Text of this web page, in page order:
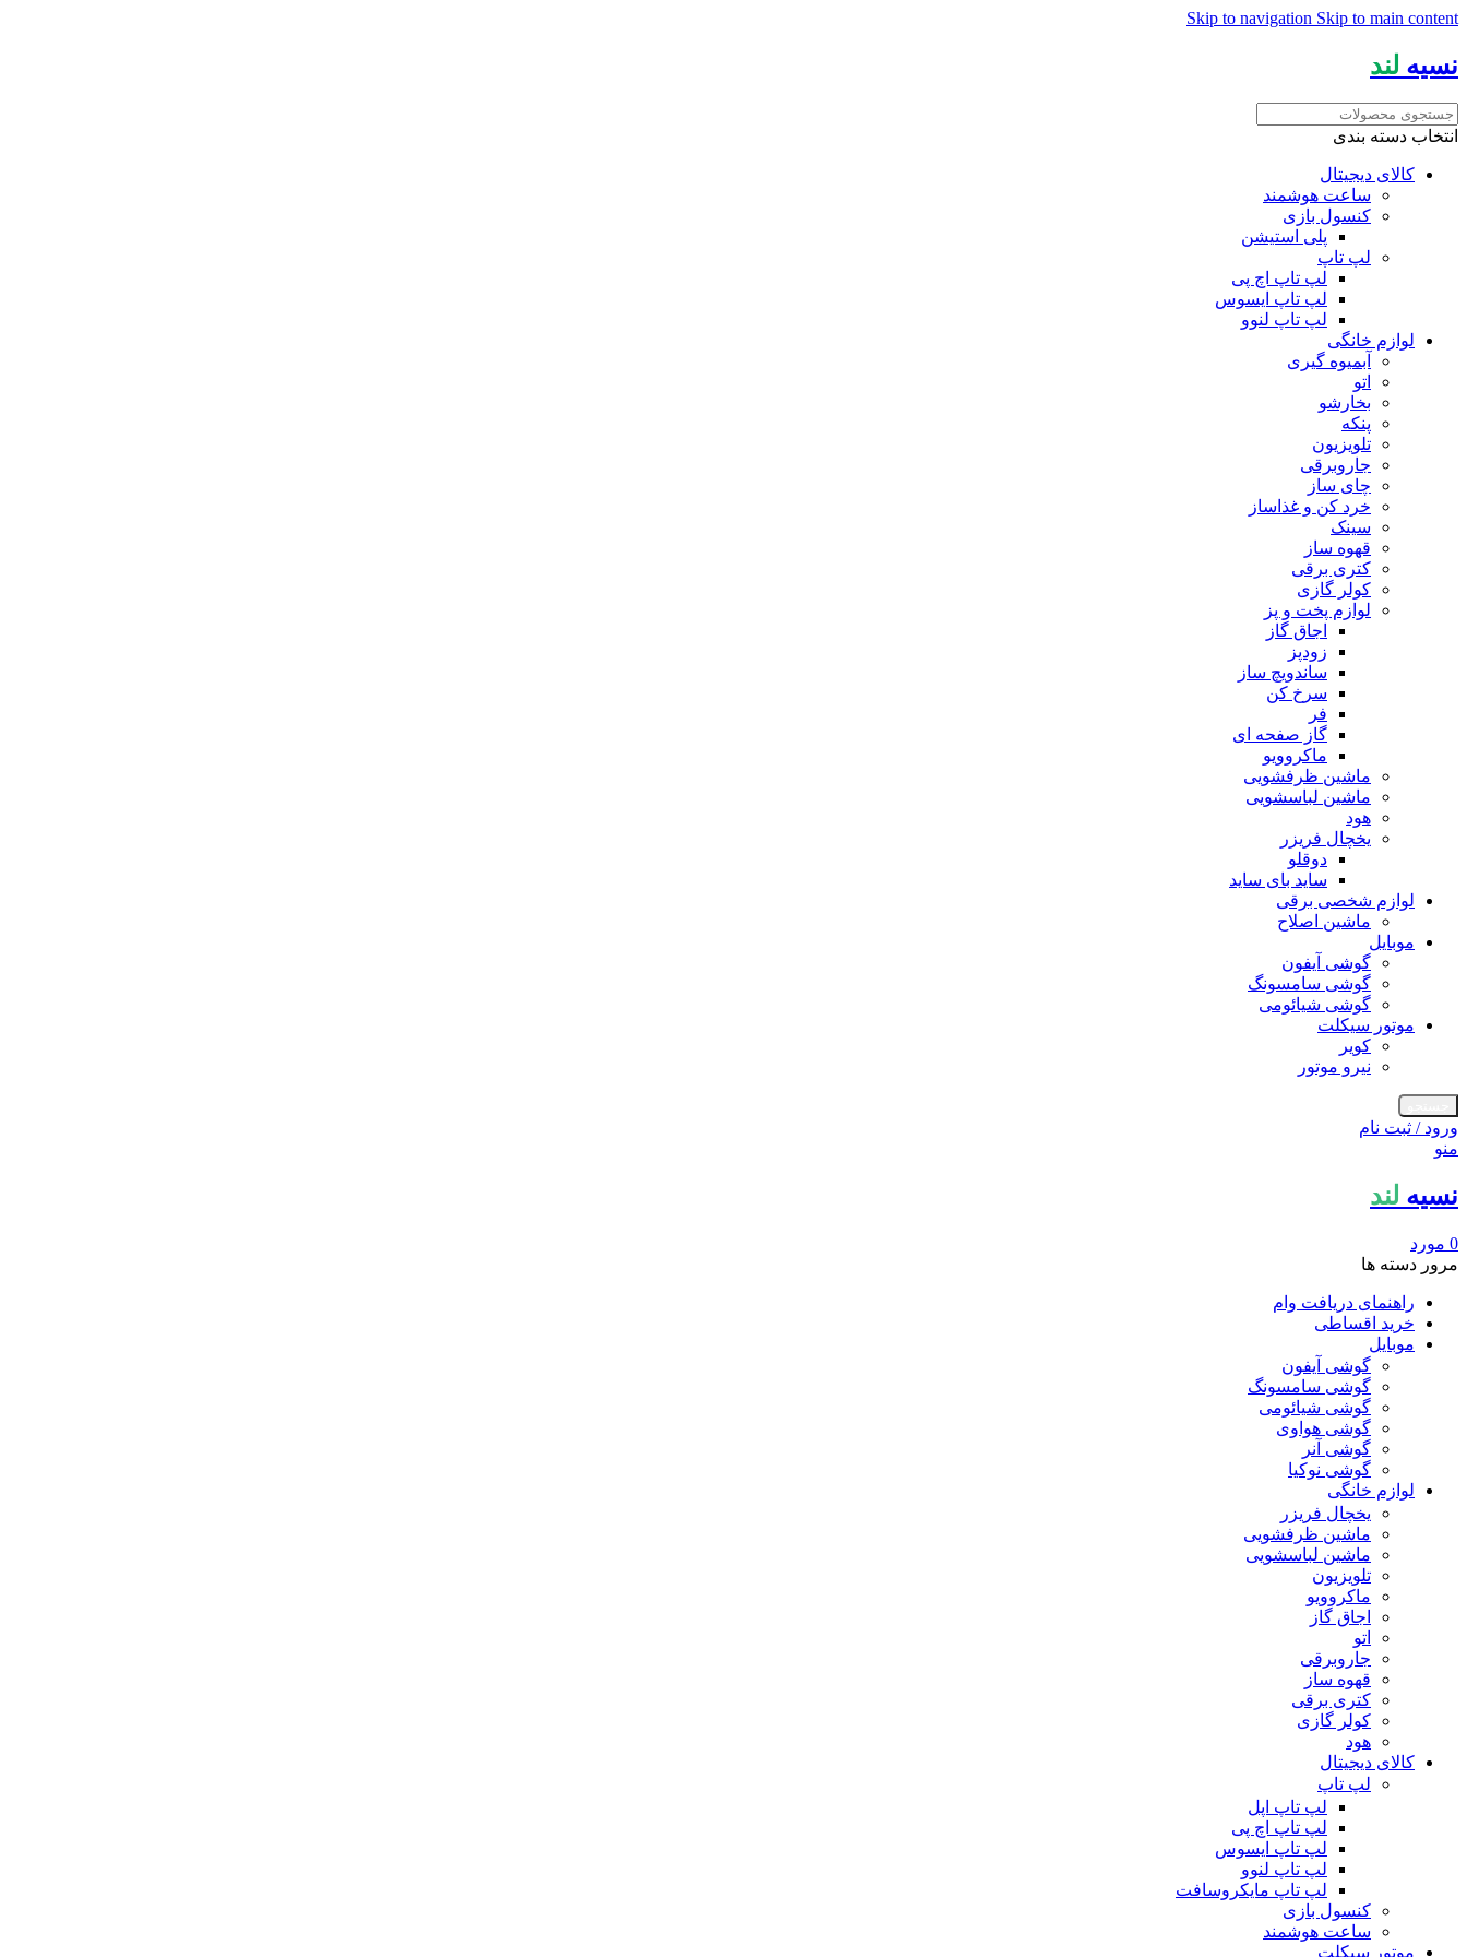
Skip to navigation Skip to main content
نسیه لند
انتخاب دسته بندی
کالای دیجیتال
ساعت هوشمند
کنسول بازی
پلی استیشن
لپ تاپ
لپ تاپ اچ پی
لپ تاپ ایسوس
لپ تاپ لنوو
لوازم خانگی
آبمیوه گیری
اتو
بخارشو
پنکه
تلویزیون
جاروبرقی
چای ساز
خرد کن و غذاساز
سینک
قهوه ساز
کتری برقی
کولر گازی
لوازم پخت و پز
اجاق گاز
زودپز
ساندویچ ساز
سرخ کن
فر
گاز صفحه ای
ماکروویو
ماشین ظرفشویی
ماشین لباسشویی
هود
یخچال فریزر
دوقلو
ساید بای ساید
لوازم شخصی برقی
ماشین اصلاح
موبایل
گوشی آیفون
گوشی سامسونگ
گوشی شیائومی
موتور سیکلت
کویر
نیرو موتور
ورود / ثبت نام
منو
نسیه لند
0 مورد
مرور دسته ها
راهنمای دریافت وام
خرید اقساطی
موبایل
گوشی آیفون
گوشی سامسونگ
گوشی شیائومی
گوشی هواوی
گوشی آنر
گوشی نوکیا
لوازم خانگی
یخچال فریزر
ماشین ظرفشویی
ماشین لباسشویی
تلویزیون
ماکروویو
اجاق گاز
اتو
جاروبرقی
قهوه ساز
کتری برقی
کولر گازی
هود
کالای دیجیتال
لپ تاپ
لپ تاپ اپل
لپ تاپ اچ پی
لپ تاپ ایسوس
لپ تاپ لنوو
لپ تاپ مایکروسافت
کنسول بازی
ساعت هوشمند
موتور سیکلت